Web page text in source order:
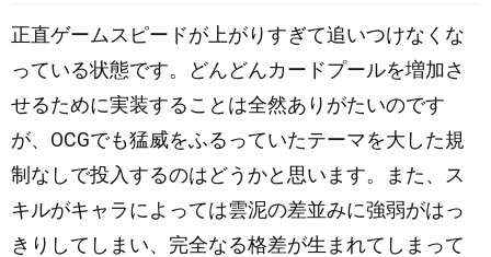
正直ゲームスピードが上がりすぎて追いつけなくな
っている状態です。どんどんカードプールを増加さ
せるために実装することは全然ありがたいのです
が、OCGでも猛威をふるっていたテーマを大した規
制なしで投入するのはどうかと思います。また、ス
キルがキャラによっては雲泥の差並みに強弱がはっ
きりしてしまい、完全なる格差が生まれてしまって